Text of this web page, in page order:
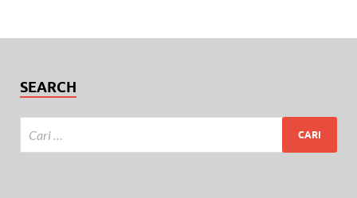
SEARCH